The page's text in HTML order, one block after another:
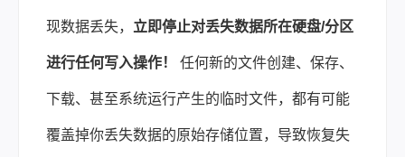
现数据丢失， 立即停止对丢失数据所在硬盘/分区
进行任何写入操作！ 任何新的文件创建、保存、
下载、甚至系统运行产生的临时文件，都有可能
覆盖掉你丢失数据的原始存储位置，导致恢复失